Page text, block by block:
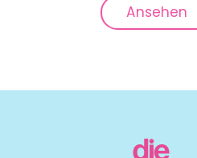
Ansehen